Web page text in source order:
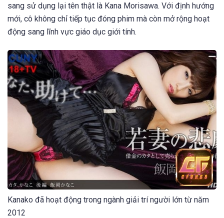
sang sử dụng lại tên thật là Kana Morisawa. Với định hướng
mới, cô không chỉ tiếp tục đóng phim mà còn mở rộng hoạt
động sang lĩnh vực giáo dục giới tính.
Kanako đã hoạt động trong ngành giải trí người lớn từ năm
2012